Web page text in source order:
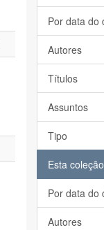
Por data do
Autores
Títulos
Assuntos
Tipo
Esta coleção
Por data do
Autores